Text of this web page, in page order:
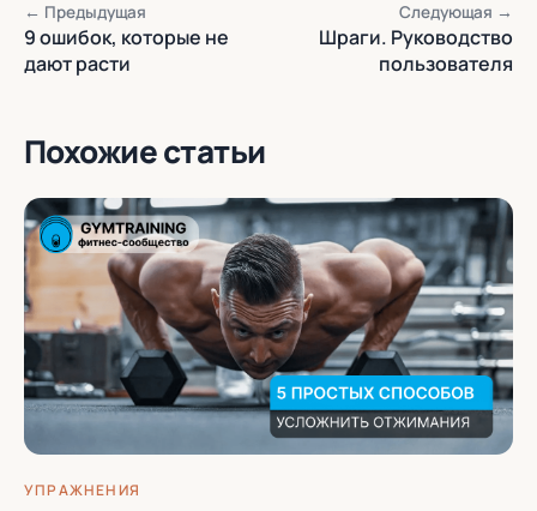
← Предыдущая
9 ошибок, которые не
дают расти
Следующая →
Шраги. Руководство
пользователя
Похожие статьи
УПРАЖНЕНИЯ